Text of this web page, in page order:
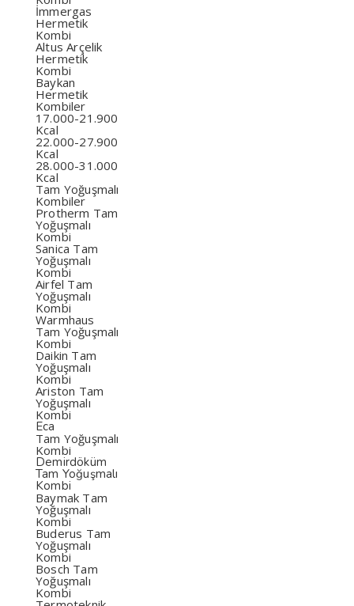
İmmergas
Hermetik
Kombi
Altus Arçelik
Hermetik
Kombi
Baykan
Hermetik
Kombiler
17.000-21.900
Kcal
22.000-27.900
Kcal
28.000-31.000
Kcal
Tam Yoğuşmalı
Kombiler
Protherm Tam
Yoğuşmalı
Kombi
Sanica Tam
Yoğuşmalı
Kombi
Airfel Tam
Yoğuşmalı
Kombi
Warmhaus
Tam Yoğuşmalı
Kombi
Daikin Tam
Yoğuşmalı
Kombi
Ariston Tam
Yoğuşmalı
Kombi
Eca
Tam Yoğuşmalı
Kombi
Demirdöküm
Tam Yoğuşmalı
Kombi
Baymak Tam
Yoğuşmalı
Kombi
Buderus Tam
Yoğuşmalı
Kombi
Bosch Tam
Yoğuşmalı
Kombi